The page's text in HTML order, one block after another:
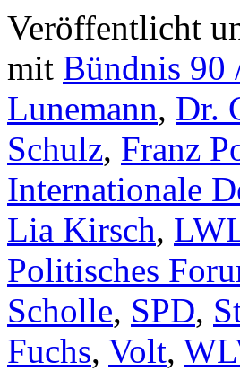
Veröffentlicht
mit Bündnis 90
Lunemann, Dr.
Schulz, Franz
Internationale
Lia Kirsch,
Politisches
Scholle, SPD,
Fuchs, Volt,